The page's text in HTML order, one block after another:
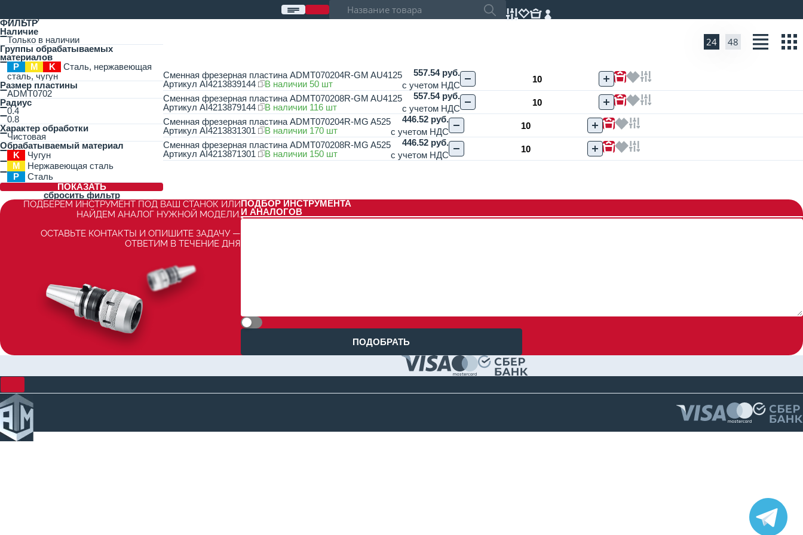
ФИЛЬТР
Наличие
Только в наличии
Группы обрабатываемых
материалов
P
M K
Сталь, нержавеющая
сталь, чугун
Размер пластины
ADMT0702
Радиус
0.4
0.8
Характер обработки
Чистовая
Обрабатываемый материал
K
Чугун
M
Нержавеющая сталь
P
Сталь
ПОКАЗАТЬ
сбросить фильтр
24 48
Сменная фрезерная пластина ADMT070204R-GM AU4125
АртикулAI4213839144 В наличии 50 шт
557.54 руб.
с учетом НДС
Сменная фрезерная пластина ADMT070208R-GM AU4125
АртикулAI4213879144 В наличии 116 шт
557.54 руб.
с учетом НДС
Сменная фрезерная пластина ADMT070204R-MG A525
АртикулAI4213831301 В наличии 170 шт
446.52 руб.
с учетом НДС
Сменная фрезерная пластина ADMT070208R-MG A525
АртикулAI4213871301 В наличии 150 шт
446.52 руб.
с учетом НДС
ПОДБЕРЕМ ИНСТРУМЕНТ ПОД ВАШ СТАНОК ИЛИ
НАЙДЕМ АНАЛОГ НУЖНОЙ МОДЕЛИ.
ОСТАВЬТЕ КОНТАКТЫ И ОПИШИТЕ ЗАДАЧУ —
ОТВЕТИМ В ТЕЧЕНИЕ ДНЯ
ПОДБОР ИНСТРУМЕНТА
И АНАЛОГОВ
ПОДОБРАТЬ